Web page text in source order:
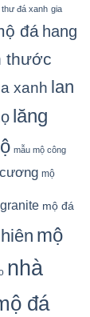
thư đá xanh gia
đá hang
thước
xanh lan
lăng
mẫu mộ công
mộ
mộ đá
mộ
nhà
đá